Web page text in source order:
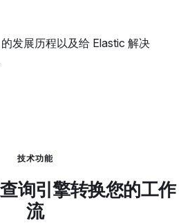
发展历程以及给 Elastic 解决
技术功能
询引擎转换您的工作
流